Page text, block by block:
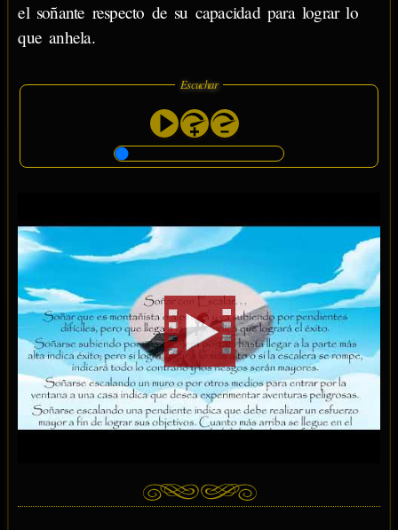
el soñante respecto de su capacidad para lograr lo
que anhela.
Escuchar